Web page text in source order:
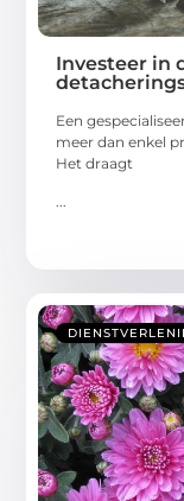
Investeer in
Een
meer dan enkel
Het draagt